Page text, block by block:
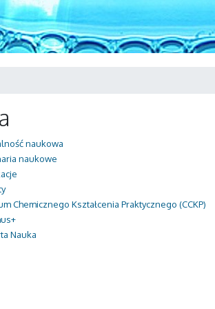
naukowa
naukowe
Chemicznego Kształcenia Praktycznego (CCKP)
Nauka